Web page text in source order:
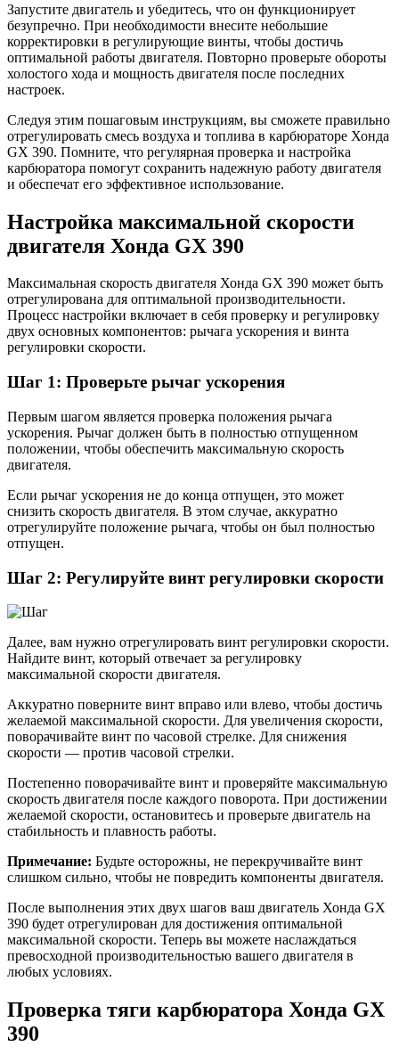
Запустите двигатель и убедитесь, что он функционирует
безупречно. При необходимости внесите небольшие
корректировки в регулирующие винты, чтобы достичь
оптимальной работы двигателя. Повторно проверьте обороты
холостого хода и мощность двигателя после последних
настроек.
Следуя этим пошаговым инструкциям, вы сможете правильно
отрегулировать смесь воздуха и топлива в карбюраторе Хонда
GX 390. Помните, что регулярная проверка и настройка
карбюратора помогут сохранить надежную работу двигателя
и обеспечат его эффективное использование.
Настройка максимальной скорости
двигателя Хонда GX 390
Максимальная скорость двигателя Хонда GX 390 может быть
отрегулирована для оптимальной производительности.
Процесс настройки включает в себя проверку и регулировку
двух основных компонентов: рычага ускорения и винта
регулировки скорости.
Шаг 1: Проверьте рычаг ускорения
Первым шагом является проверка положения рычага
ускорения. Рычаг должен быть в полностью отпущенном
положении, чтобы обеспечить максимальную скорость
двигателя.
Если рычаг ускорения не до конца отпущен, это может
снизить скорость двигателя. В этом случае, аккуратно
отрегулируйте положение рычага, чтобы он был полностью
отпущен.
Шаг 2: Регулируйте винт регулировки скорости
Далее, вам нужно отрегулировать винт регулировки скорости.
Найдите винт, который отвечает за регулировку
максимальной скорости двигателя.
Аккуратно поверните винт вправо или влево, чтобы достичь
желаемой максимальной скорости. Для увеличения скорости,
поворачивайте винт по часовой стрелке. Для снижения
скорости — против часовой стрелки.
Постепенно поворачивайте винт и проверяйте максимальную
скорость двигателя после каждого поворота. При достижении
желаемой скорости, остановитесь и проверьте двигатель на
стабильность и плавность работы.
Примечание: Будьте осторожны, не перекручивайте винт
слишком сильно, чтобы не повредить компоненты двигателя.
После выполнения этих двух шагов ваш двигатель Хонда GX
390 будет отрегулирован для достижения оптимальной
максимальной скорости. Теперь вы можете наслаждаться
превосходной производительностью вашего двигателя в
любых условиях.
Проверка тяги карбюратора Хонда GX
390